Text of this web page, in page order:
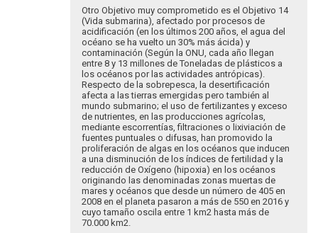
Otro Objetivo muy comprometido es el Objetivo 14
(Vida submarina), afectado por procesos de
acidificación (en los últimos 200 años, el agua del
océano se ha vuelto un 30% más ácida) y
contaminación (Según la ONU, cada año llegan
entre 8 y 13 millones de Toneladas de plásticos a
los océanos por las actividades antrópicas).
Respecto de la sobrepesca, la desertificación
afecta a las tierras emergidas pero también al
mundo submarino; el uso de fertilizantes y exceso
de nutrientes, en las producciones agrícolas,
mediante escorrentías, filtraciones o lixiviación de
fuentes puntuales o difusas, han promovido la
proliferación de algas en los océanos que inducen
a una disminución de los índices de fertilidad y la
reducción de Oxígeno (hipoxia) en los océanos
originando las denominadas zonas muertas de
mares y océanos que desde un número de 405 en
2008 en el planeta pasaron a más de 550 en 2016 y
cuyo tamaño oscila entre 1 km2 hasta más de
70.000 km2.